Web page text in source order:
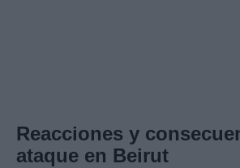
Reacciones y
ataque en Beirut